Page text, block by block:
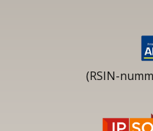
(RSIN-